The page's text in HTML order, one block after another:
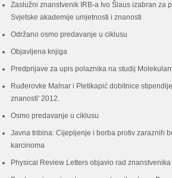
Zaslužni znanstvenik IRB-a Ivo Šlaus izabran za
Svjetske akademije umjetnosti i znanosti
Održano osmo predavanje u ciklusu
Objavljena knjiga
Predprijave za upis polaznika na studij
Ruđerovke Malnar i Pletikapić dobitnice
znanosti' 2012.
Osmo predavanje u ciklusu
Javna tribina: Cijepljenje i borba protiv zaraznih
karcinoma
Physical Review Letters objavio rad